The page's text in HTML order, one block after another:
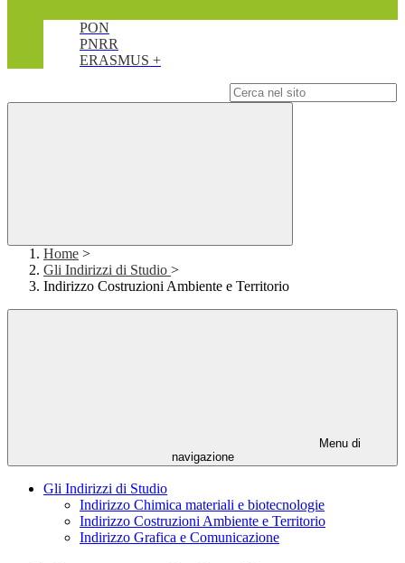
PON
PNRR
ERASMUS +
Home >
Gli Indirizzi di Studio >
Indirizzo Costruzioni Ambiente e Territorio
Menu di
navigazione
Gli Indirizzi di Studio
Indirizzo Chimica materiali e biotecnologie
Indirizzo Costruzioni Ambiente e Territorio
Indirizzo Grafica e Comunicazione